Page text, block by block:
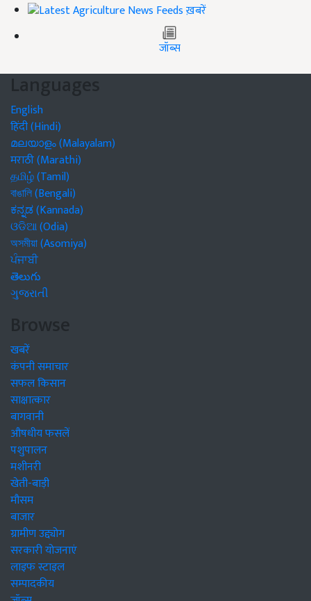
ख़बरें
जॉब्स
Languages
English
हिंदी (Hindi)
മലയാളം (Malayalam)
मराठी (Marathi)
தமிழ் (Tamil)
বাঙালি (Bengali)
ಕನ್ನಡ (Kannada)
ଓଡିଆ (Odia)
অসমীয়া (Asomiya)
ਪੰਜਾਬੀ
తెలుగు
ગુજરાતી
Browse
खबरें
कंपनी समाचार
सफल किसान
साक्षात्कार
बागवानी
औषधीय फसलें
पशुपालन
मशीनरी
खेती-बाड़ी
मौसम
बाजार
ग्रामीण उद्द्योग
सरकारी योजनाएं
लाइफ स्टाइल
सम्पादकीय